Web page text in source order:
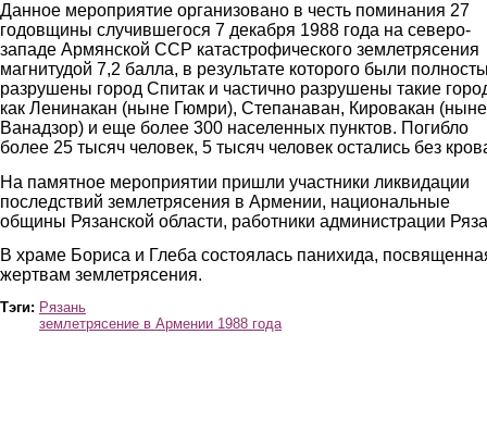
Данное мероприятие организовано в честь поминания 27
годовщины случившегося 7 декабря 1988 года на северо-
западе Армянской ССР катастрофического землетрясения
магнитудой 7,2 балла, в результате которого были
разрушены город Спитак и частично разрушены такие
как Ленинакан (ныне Гюмри), Степанаван, Кировакан (ныне
Ванадзор) и еще более 300 населенных пунктов. Погибло
более 25 тысяч человек, 5 тысяч человек остались без
На памятное мероприятии пришли участники ликвидации
последствий землетрясения в Армении, национальные
общины Рязанской области, работники администрации
В храме Бориса и Глеба состоялась панихида,
жертвам землетрясения.
Тэги: Рязань
землетрясение в Армении 1988 года